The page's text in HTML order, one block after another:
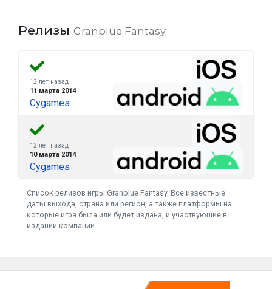
Релизы Granblue Fantasy
12 лет назад
11 марта 2014
Cygames
12 лет назад
10 марта 2014
Cygames
Список релизов игры Granblue Fantasy. Все известные
даты выхода, страна или регион, а также платформы на
которые игра была или будет издана, и участвующие в
издании компании